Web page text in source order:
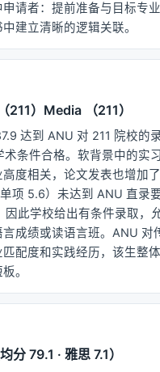
请者：提前准备与目标专
建立清晰的逻辑关联。
211）Media （211）
达到 ANU 对 211 院校的
术条件合格。软背景中的实
度相关，论文发表也增加
项 5.6）未达到 ANU 直录
因此学校给出有条件录取，
成绩或读语言班。ANU 对
配度和实践经历，该生整
。
分 79.1 · 雅思 7.1）